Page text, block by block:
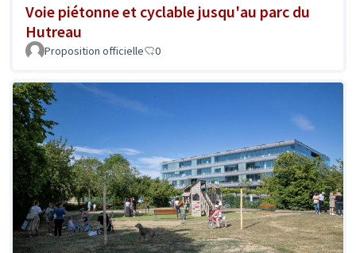
Voie piétonne et cyclable jusqu'au parc du
Hutreau
Proposition officielle 0